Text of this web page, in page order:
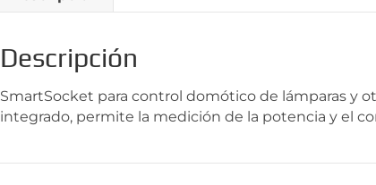
Descripción
SmartSocket para control domótico de lámparas y
integrado, permite la medición de la potencia y el